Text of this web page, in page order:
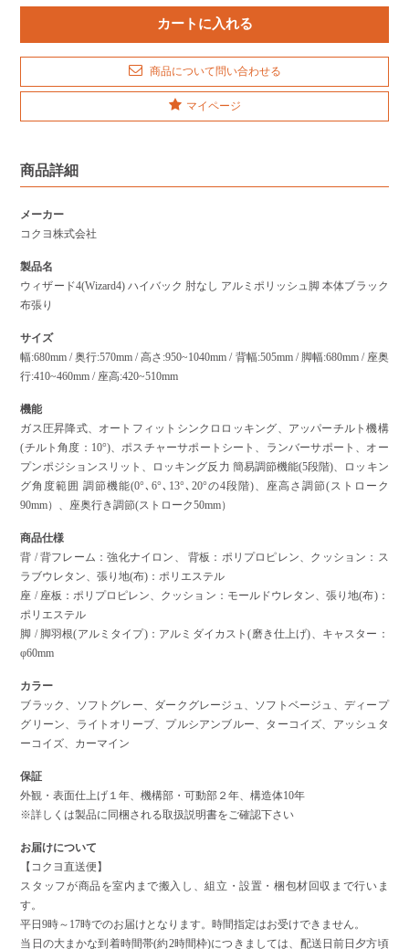
商品について問い合わせる
マイページ
商品詳細
メーカー
コクヨ株式会社
製品名
ウィザード4(Wizard4) ハイバック 肘なし アルミポリッシュ脚 本体ブラック
布張り
サイズ
幅:680mm / 奥行:570mm / 高さ:950~1040mm / 背幅:505mm / 脚幅:680mm / 座奥
行:410~460mm / 座高:420~510mm
機能
ガス圧昇降式、オートフィットシンクロロッキング、アッパーチルト機構
(チルト角度：10°)、ポスチャーサポートシート、ランバーサポート、オー
プンポジションスリット、ロッキング反力 簡易調節機能(5段階)、ロッキン
グ角度範囲 調節機能(0°､6°､13°､20°の4段階)、座高さ調節(ストローク
90mm）、座奥行き調節(ストローク50mm）
商品仕様
背 / 背フレーム：強化ナイロン、 背板：ポリプロピレン、クッション：ス
ラブウレタン、張り地(布)：ポリエステル
座 / 座板：ポリプロピレン、クッション：モールドウレタン、張り地(布)：
ポリエステル
脚 / 脚羽根(アルミタイプ)：アルミダイカスト(磨き仕上げ)、キャスター：
φ60mm
カラー
ブラック、ソフトグレー、ダークグレージュ、ソフトベージュ、ディープ
グリーン、ライトオリーブ、プルシアンブルー、ターコイズ、アッシュタ
ーコイズ、カーマイン
保証
外観・表面仕上げ１年、機構部・可動部２年、構造体10年
※詳しくは製品に同梱される取扱説明書をご確認下さい
お届けについて
【コクヨ直送便】
スタッフが商品を室内まで搬入し、組立・設置・梱包材回収まで行いま
す。
平日9時～17時でのお届けとなります。時間指定はお受けできません。
当日の大まかな到着時間帯(約2時間枠)につきましては、配送日前日夕方頃